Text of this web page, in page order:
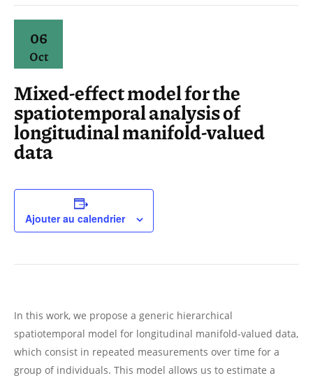
06
Oct
Mixed-effect model for the
spatiotemporal analysis of
longitudinal manifold-valued
data
Ajouter au calendrier
In this work, we propose a generic hierarchical
spatiotemporal model for longitudinal manifold-valued data,
which consist in repeated measurements over time for a
group of individuals. This model allows us to estimate a